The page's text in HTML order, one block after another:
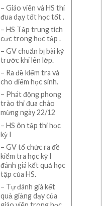
– Giáo viên và HS thi
đua dạy tốt học tốt .
– HS Tập trung tích
cực trong học tập .
– GV chuẩn bị bài kỹ
trước khi lên lớp.
– Ra đề kiểm tra và
cho điểm học sinh.
– Phát động phong
trào thi đua chào
mừng ngày 22/12
– HS ôn tập thi học
kỳ I
– GV tổ chức ra đề
kiểm tra học kỳ I
đánh giá kết quả học
tập của HS.
– Tự đánh giá kết
quả giảng dạy của